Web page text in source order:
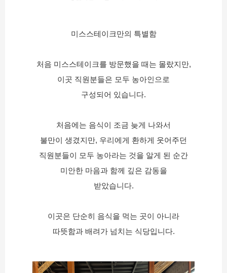
미스스테이크만의 특별함
처음 미스스테이크를 방문했을 때는 몰랐지만,
이곳 직원분들은 모두 농아인으로
구성되어 있습니다.
처음에는 음식이 조금 늦게 나와서
불만이 생겼지만, 우리에게 환하게 웃어주던
직원분들이 모두 농아라는 것을 알게 된 순간
미안한 마음과 함께 깊은 감동을
받았습니다.
이곳은 단순히 음식을 먹는 곳이 아니라
따뜻함과 배려가 넘치는 식당입니다.